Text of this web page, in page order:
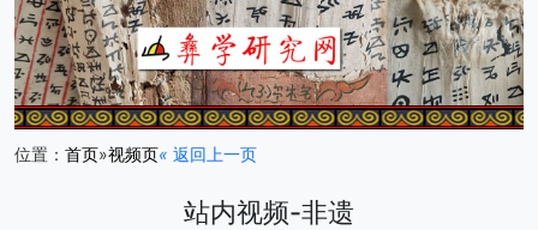
位置： 首页»视频页« 返回上一页
站内视频-非遗